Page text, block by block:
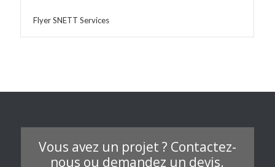
Flyer SNETT Services
Vous avez un projet ? Contactez-
nous ou demandez un devis.